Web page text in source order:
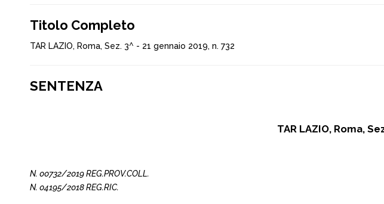
Titolo Completo
TAR LAZIO, Roma, Sez. 3^ - 21 gennaio 2019, n. 732
SENTENZA
TAR LAZIO, Roma,
N. 00732/2019 REG.PROV.COLL.
N. 04195/2018 REG.RIC.